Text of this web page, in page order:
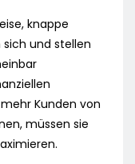
knappe
und stellen
Kunden von
müssen sie